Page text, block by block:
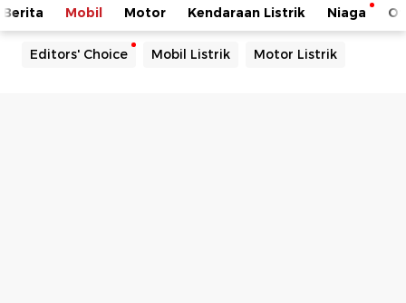
Berita Mobil Motor Kendaraan Listrik Niaga
Editors' Choice Mobil Listrik Motor Listrik